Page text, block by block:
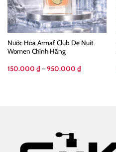
Nước Hoa Armaf Club De Nuit
Women Chính Hãng
150.000 ₫ – 950.000 ₫Khoảng
giá: